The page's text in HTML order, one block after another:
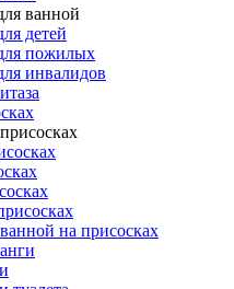
ванной
детей
пожилых
инвалидов
на присосках